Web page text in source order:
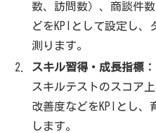
数、訪問数）、商談件
どをKPIとして設定し、
測ります。
スキル習得・成長指標：
スキルテストのスコア
改善度などをKPIとし、
します。